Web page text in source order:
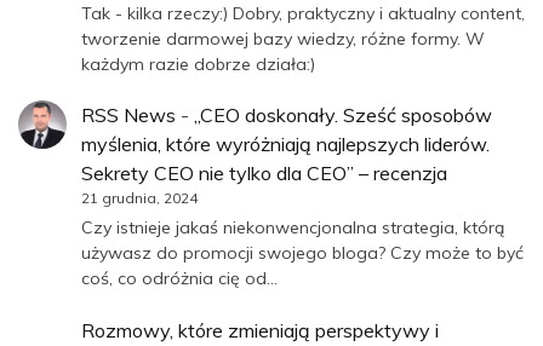
Tak - kilka rzeczy:) Dobry, praktyczny i aktualny content,
tworzenie darmowej bazy wiedzy, różne formy. W
każdym razie dobrze działa:)
RSS News - „CEO doskonały. Sześć sposobów
myślenia, które wyróżniają najlepszych liderów.
Sekrety CEO nie tylko dla CEO” – recenzja
21 grudnia, 2024
Czy istnieje jakaś niekonwencjonalna strategia, którą
używasz do promocji swojego bloga? Czy może to być
coś, co odróżnia cię od…
Rozmowy, które zmieniają perspektywy i